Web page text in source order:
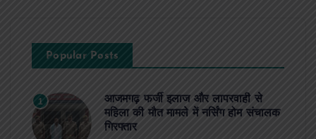
Popular Posts
1
आजमगढ़ फर्जी इलाज और लापरवाही से
महिला की मौत मामले में नर्सिंग होम संचालक
गिरफ्तार